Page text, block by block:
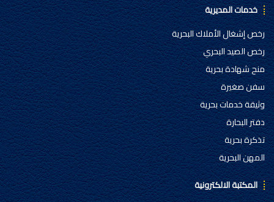
خدمات المديرية
رخص إشغال الأملاك البحرية
رخص الصيد البحري
منح شهادة بحرية
سفن صغيرة
وثيقة خدمات بحرية
دفتر البحارة
تذكرة بحرية
المهن البحرية
المكتبة الالكترونية